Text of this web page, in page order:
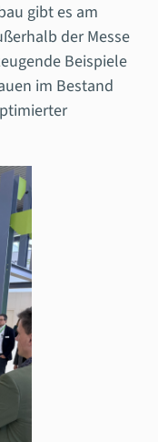
gibt es am
der Messe
Beispiele
im Bestand